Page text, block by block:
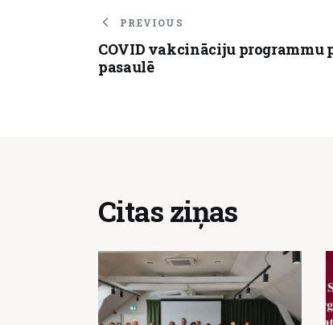
PREVIOUS
COVID vakcināciju programmu
pasaulē
Citas ziņas